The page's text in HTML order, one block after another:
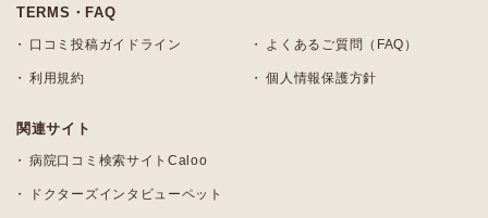
TERMS・FAQ
口コミ投稿ガイドライン よくあるご質問（FAQ）
利用規約 個人情報保護方針
関連サイト
病院口コミ検索サイトCaloo
ドクターズインタビューペット